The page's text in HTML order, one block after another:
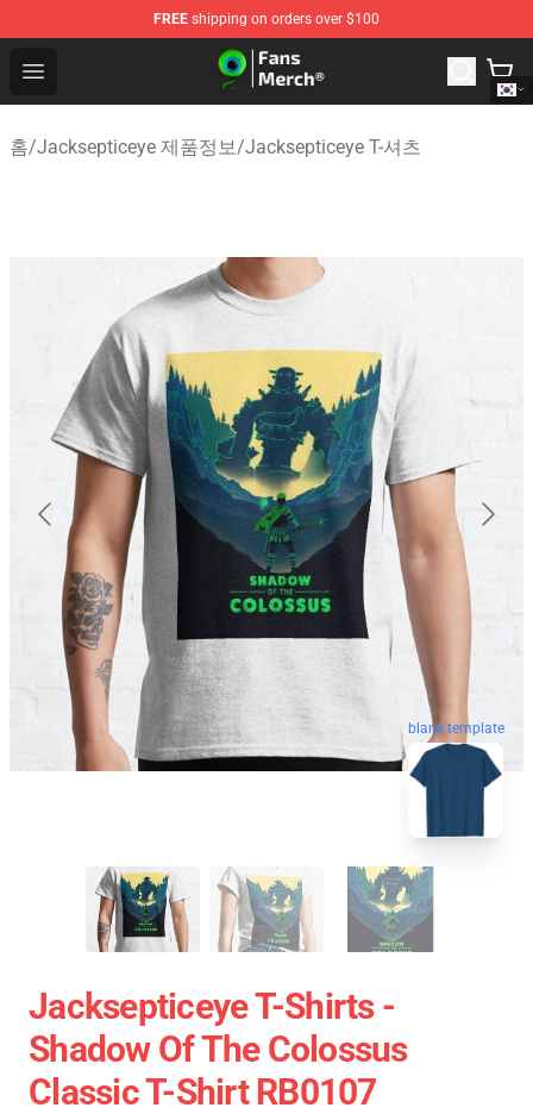
FREE shipping on orders over $100
Open menu
Jacksepticeye Store - Official Jacksepticeye
홈/Jacksepticeye 제품정보/Jacksepticeye T-셔츠
blank template
Jacksepticeye T-Shirts -
Shadow Of The Colossus
Classic T-Shirt RB0107